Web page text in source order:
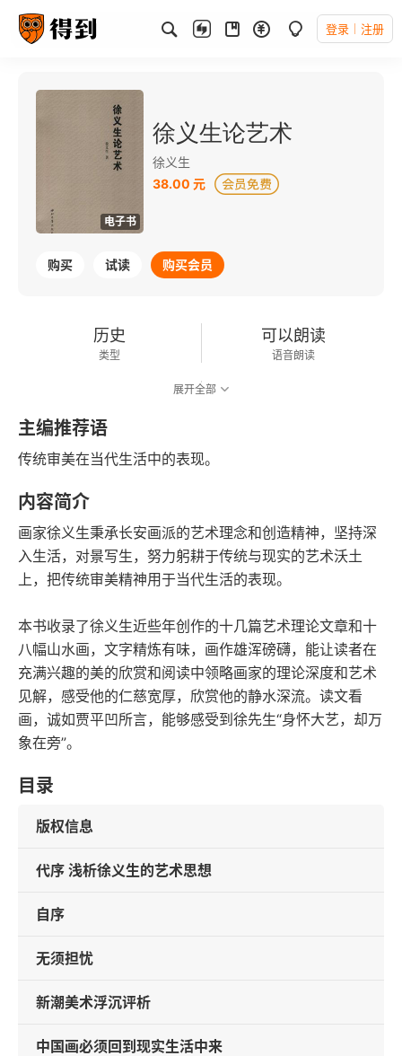
登录 注册
电子书
徐义生论艺术
徐义生
38.00 元
购买 试读 购买会员
历史
类型
可以朗读
语音朗读
展开全部
主编推荐语
传统审美在当代生活中的表现。
内容简介
画家徐义生秉承长安画派的艺术理念和创造精神，坚持深
入生活，对景写生，努力躬耕于传统与现实的艺术沃土
上，把传统审美精神用于当代生活的表现。
本书收录了徐义生近些年创作的十几篇艺术理论文章和十
八幅山水画，文字精炼有味，画作雄浑磅礴，能让读者在
充满兴趣的美的欣赏和阅读中领略画家的理论深度和艺术
见解，感受他的仁慈宽厚，欣赏他的静水深流。读文看
画，诚如贾平凹所言，能够感受到徐先生“身怀大艺，却万
象在旁”。
目录
版权信息
代序 浅析徐义生的艺术思想
自序
无须担忧
新潮美术浮沉评析
中国画必须回到现实生活中来